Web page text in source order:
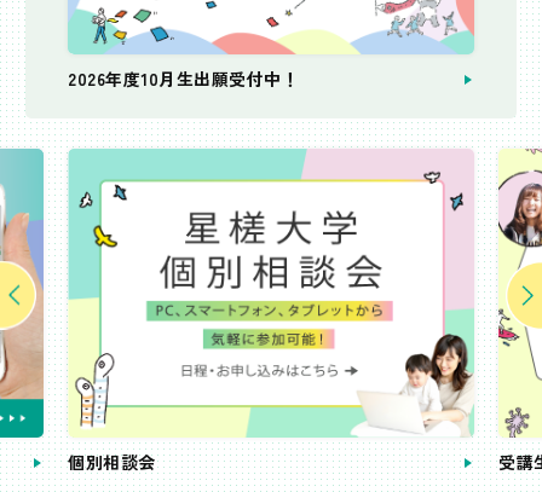
2026年度10月生出願受付中！
個別相談会 受講